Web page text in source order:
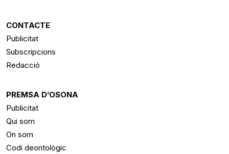
CONTACTE
Publicitat
Subscripcions
Redacció
PREMSA D’OSONA
Publicitat
Qui som
On som
Codi deontològic